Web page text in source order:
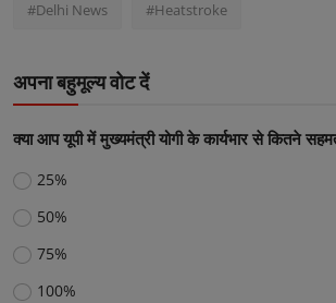
#Delhi News #Heatstroke
अपना बहुमूल्य वोट दें
क्या आप यूपी में मुख्यमंत्री योगी के कार्यभार से कितने
25%
50%
75%
100%